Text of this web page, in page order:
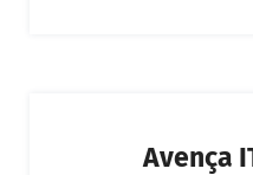
Avença